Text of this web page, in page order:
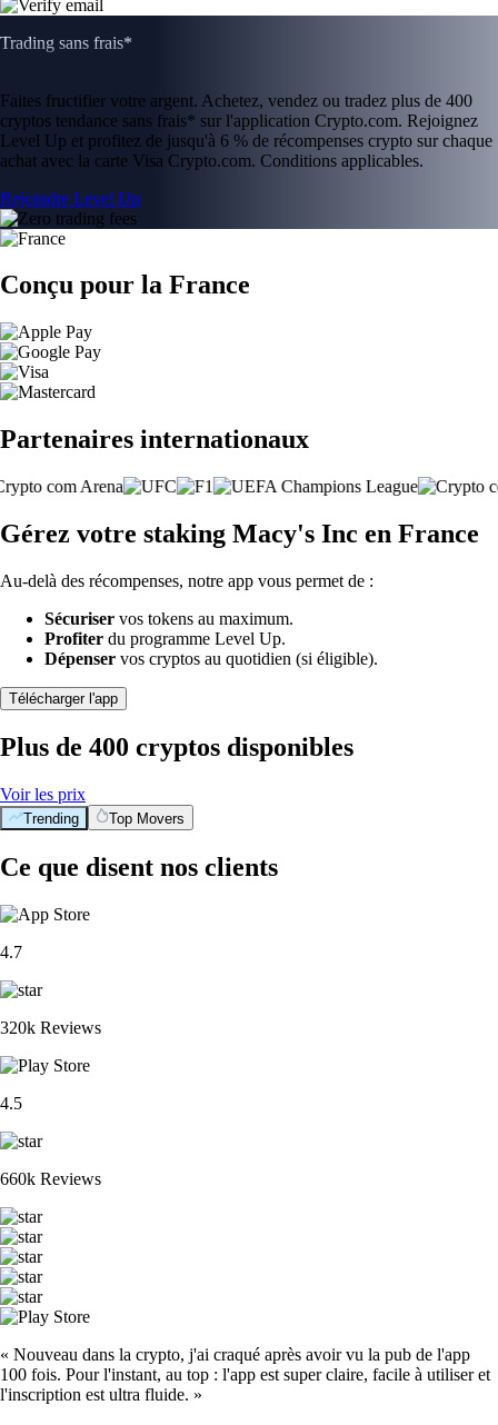
Trading sans frais*
Faites fructifier votre argent. Achetez, vendez ou tradez plus de 400
cryptos tendance sans frais* sur l'application Crypto.com. Rejoignez
Level Up et profitez de jusqu'à 6 % de récompenses crypto sur chaque
achat avec la carte Visa Crypto.com. Conditions applicables.
Rejoindre Level Up
Conçu pour la France
Partenaires internationaux
Gérez votre staking Macy's Inc en France
Au-delà des récompenses, notre app vous permet de :
Sécuriser vos tokens au maximum.
Profiter du programme Level Up.
Dépenser vos cryptos au quotidien (si éligible).
Télécharger l'app
Plus de 400 cryptos disponibles
Voir les prix
Trending Top Movers
Ce que disent nos clients
4.7
320k Reviews
4.5
660k Reviews
« Nouveau dans la crypto, j'ai craqué après avoir vu la pub de l'app
100 fois. Pour l'instant, au top : l'app est super claire, facile à utiliser et
l'inscription est ultra fluide. »